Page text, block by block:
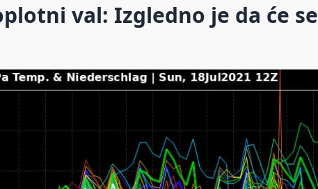
val: Izgledno je da će se